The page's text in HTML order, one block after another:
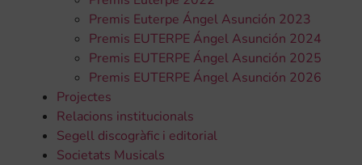
Premis Euterpe Ángel Asunción 2023
Premis EUTERPE Ángel Asunción 2024
Premis EUTERPE Ángel Asunción 2025
Premis EUTERPE Ángel Asunción 2026
Projectes
Relacions institucionals
Segell discogràfic i editorial
Societats Musicals